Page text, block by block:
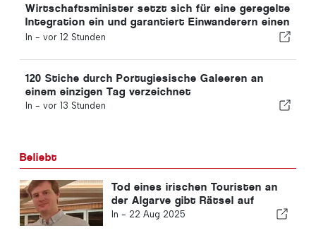
Wirtschaftsminister setzt sich für eine geregelte
Integration ein und garantiert Einwanderern einen
Schnellverfahren-Kanal
In - vor 12 Stunden
120 Stiche durch Portugiesische Galeeren an
einem einzigen Tag verzeichnet
In - vor 13 Stunden
Beliebt
Tod eines irischen Touristen an
der Algarve gibt Rätsel auf
In - 22 Aug 2025